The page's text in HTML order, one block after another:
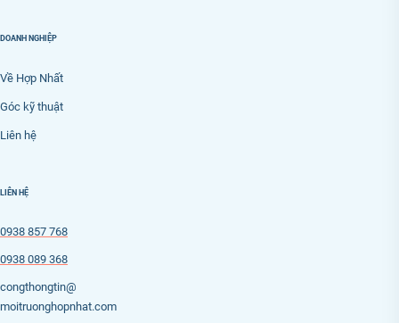
DOANH NGHIỆP
Về Hợp Nhất
Góc kỹ thuật
Liên hệ
LIÊN HỆ
0938 857 768
0938 089 368
congthongtin@
moitruonghopnhat.com